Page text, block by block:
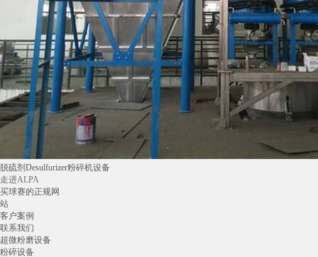
脱硫剂Desulfurizer粉碎机设备
走进ALPA
买球赛的正规网
站
客户案例
联系我们
超微粉磨设备
粉碎设备